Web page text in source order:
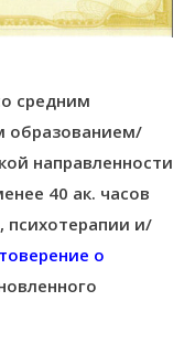
средним
образованием/
направленности
40 ак. часов
психотерапии и/
о